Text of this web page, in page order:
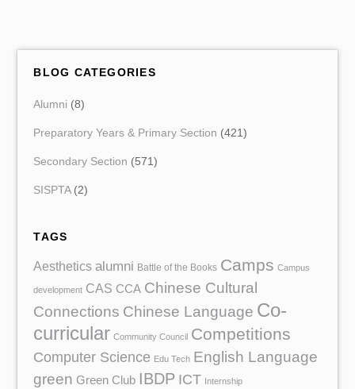
和老人家们混熟了，发现其实康复村也没有我们想象的那么差。
外面的公共廁所，而且通往公共廁所的路很不平坦，对于行动不
路，令到通往公共廁所的那条路较为平坦。我们一直认为是我们
边教我们如何铺路，帮我们把混凝土和砂石混在一起。老人家们
为他们做些什么，只是简简单单跟他们聊聊天，吃一下他们做的
定很想去外面走走，所以我们决定要带他们到明仕田园观光。但
村里，以后都不到外面去。在最后一天，我们为老人家们做了一
演，虽然我们的歌喉真的有待改进，但他们也听得很开心。在临
走前，我们为老人们送上相册作为纪念。看见老人们收到相册那
喜极而泣的样子，我们将会铭记心头。这星期的点点滴滴，都成
为了我们最美好的回忆。
BLOG CATEGORIES
Alumni (8)
Preparatory Years & Primary Section (421)
Secondary Section (571)
SISPTA(2)
TAGS
Aesthetics alumni Battle of the Books Camps Campus
development CAS CCA Chinese Cultural
Connections Chinese Language Co-
curricular Community Council Competitions
Computer Science Edu Tech English Language
green Green Club IBDP ICT Internship